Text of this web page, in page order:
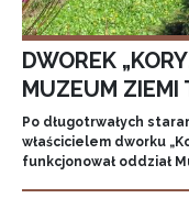
DWOREK
MUZEUM ZIEMI
Po długotrwałych
właścicielem dworku
funkcjonował oddział